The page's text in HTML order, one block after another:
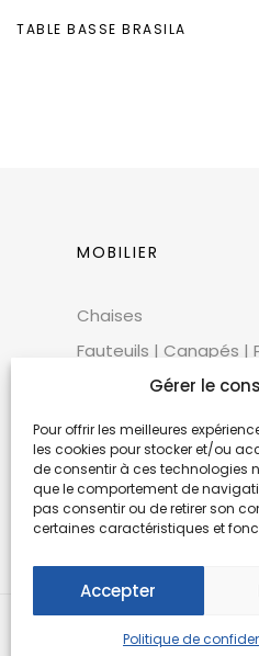
Gérer le
Pour offrir les meilleures
les cookies pour stocker et/ou
de consentir à ces technologies
que le comportement de
pas consentir ou de retirer son
certaines caractéristiques et
Accepter
Politique de
TABLE BASSE BRASILA
MOBILIER
Chaises
Fauteuils | Canapés |
Mobilier extérieur
Tables
Bars | Comptoirs
Mobilier scénique |
Accessoires